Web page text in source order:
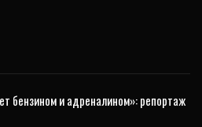
бензином и адреналином»: репортаж